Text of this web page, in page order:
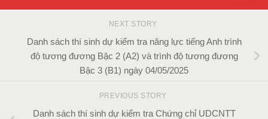
NEXT STORY
Danh sách thí sinh dự kiểm tra năng lực tiếng Anh trình
độ tương đương Bậc 2 (A2) và trình độ tương đương
Bậc 3 (B1) ngày 04/05/2025
PREVIOUS STORY
Danh sách thí sinh dự kiểm tra Chứng chỉ UDCNTT